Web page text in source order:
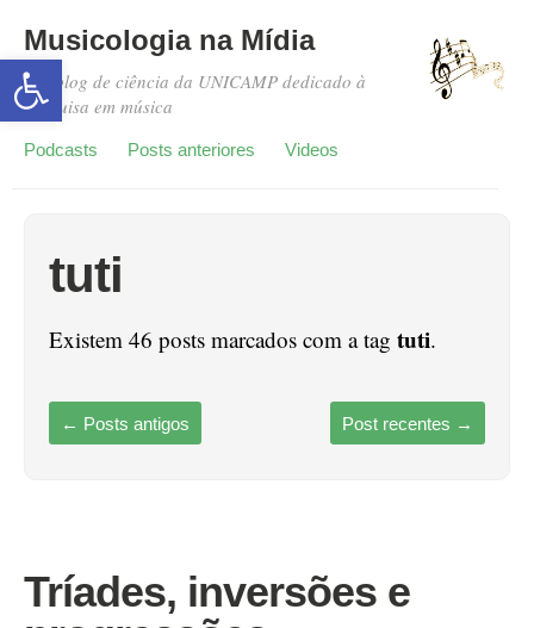
Abrir a barra de ferramentas
Musicologia na Mídia
Um blog de ciência da UNICAMP dedicado à
pesquisa em música
Podcasts Posts anteriores Videos
tuti
Existem 46 posts marcados com a tag tuti.
← Posts antigos Post recentes →
Tríades, inversões e